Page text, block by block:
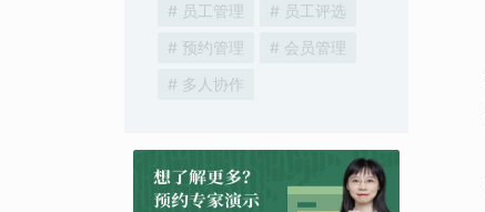
# 员工管理
# 员工评选
# 预约管理
# 会员管理
# 多人协作